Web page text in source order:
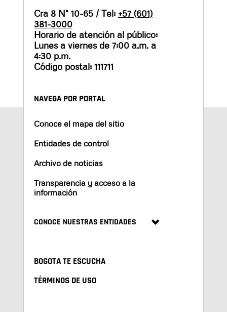
Cra 8 N° 10-65 / Tel: +57 (601)
381-3000
Horario de atención al público:
Lunes a viernes de 7:00 a.m. a
4:30 p.m.
Código postal: 111711
NAVEGA POR PORTAL
Conoce el mapa del sitio
Entidades de control
Archivo de noticias
Transparencia y acceso a la
información
CONOCE NUESTRAS ENTIDADES
BOGOTA TE ESCUCHA
TÉRMINOS DE USO